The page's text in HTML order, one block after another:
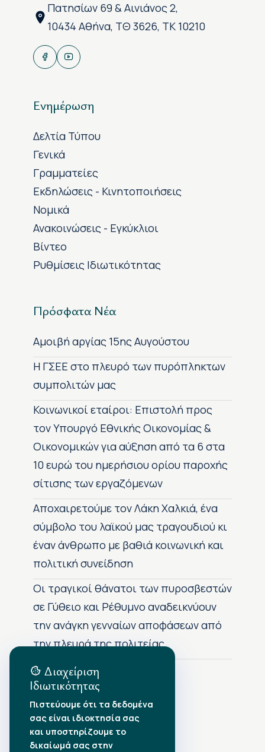
Πατησίων 69 & Αινιάνος 2,
10434 Αθήνα, ΤΘ 3626, ΤΚ 10210
Ενημέρωση
Δελτία Τύπου
Γενικά
Γραμματείες
Εκδηλώσεις - Κινητοποιήσεις
Νομικά
Ανακοινώσεις - Εγκύκλιοι
Βίντεο
Ρυθμίσεις Ιδιωτικότητας
Πρόσφατα Νέα
Αμοιβή αργίας 15ης Αυγούστου
H ΓΣΕΕ στο πλευρό των πυρόπληκτων
συμπολιτών μας
Κοινωνικοί εταίροι: Επιστολή προς
τον Υπουργό Εθνικής Οικονομίας &
Οικονομικών για αύξηση από τα 6 στα
10 ευρώ του ημερήσιου ορίου παροχής
σίτισης των εργαζόμενων
Αποχαιρετούμε τον Λάκη Χαλκιά, ένα
σύμβολο του λαϊκού μας τραγουδιού κι
έναν άνθρωπο με βαθιά κοινωνική και
πολιτική συνείδηση
Οι τραγικοί θάνατοι των πυροσβεστών
σε Γύθειο και Ρέθυμνο αναδεικνύουν
την ανάγκη γενναίων αποφάσεων από
την πλευρά της πολιτείας
Αρχείο Δημοσιεύσεων
•Αύγουστος 2026
•Ιούλιος 2026
•Ιούνιος 2026
Διαχείριση
Ιδιωτικότητας
Πιστεύουμε ότι τα δεδομένα
σας είναι ιδιοκτησία σας
και υποστηρίζουμε το
δικαίωμά σας στην